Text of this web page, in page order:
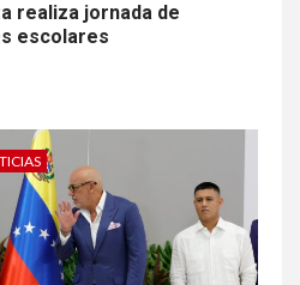
realiza jornada de
escolares